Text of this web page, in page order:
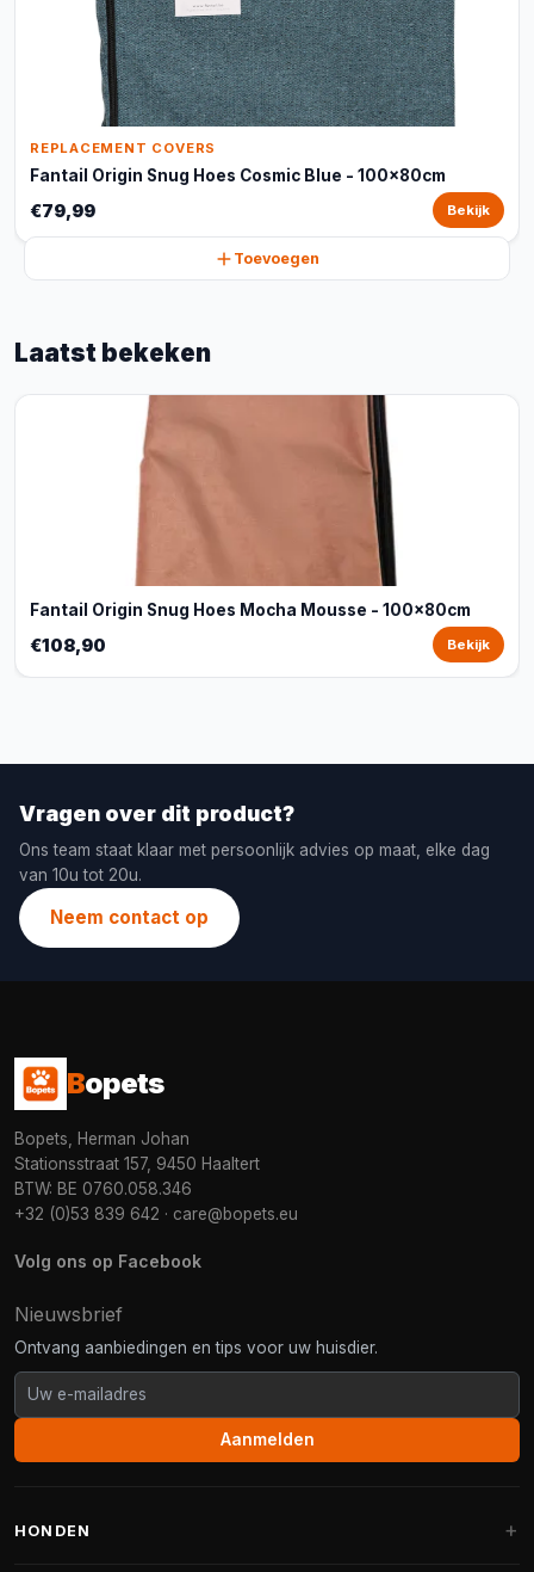
REPLACEMENT COVERS
Fantail Origin Snug Hoes Cosmic Blue - 100x80cm
€79,99 Bekijk
Toevoegen
Laatst bekeken
Fantail Origin Snug Hoes Mocha Mousse - 100x80cm
€108,90 Bekijk
Vragen over dit product?
Ons team staat klaar met persoonlijk advies op maat, elke dag
van 10u tot 20u.
Neem contact op
Bopets
Bopets, Herman Johan
Stationsstraat 157, 9450 Haaltert
BTW: BE 0760.058.346
+32 (0)53 839 642 · care@bopets.eu
Volg ons op Facebook
Nieuwsbrief
Ontvang aanbiedingen en tips voor uw huisdier.
Aanmelden
HONDEN